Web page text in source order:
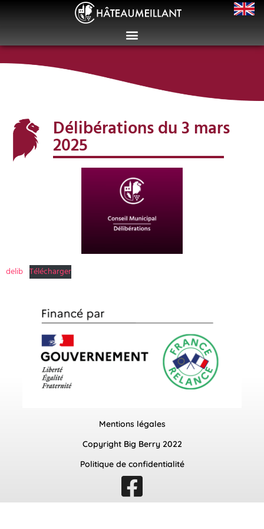
Délibérations du 3 mars
2025
delib Télécharger
Mentions légales
Copyright Big Berry 2022
Politique de confidentialité